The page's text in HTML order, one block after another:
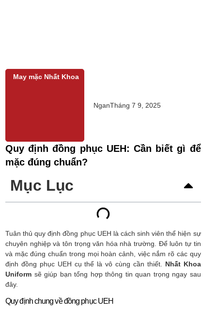
May mặc Nhất Khoa
NganTháng 7 9, 2025
Quy định đồng phục UEH: Cần biết gì để
mặc đúng chuẩn?
Mục Lục
Tuân thủ quy định đồng phục UEH là cách sinh viên thể hiện sự
chuyên nghiệp và tôn trọng văn hóa nhà trường. Để luôn tự tin
và mặc đúng chuẩn trong mọi hoàn cảnh, việc nắm rõ các quy
định đồng phục UEH cụ thể là vô cùng cần thiết. Nhất Khoa
Uniform sẽ giúp bạn tổng hợp thông tin quan trọng ngay sau
đây.
Quy định chung về đồng phục UEH